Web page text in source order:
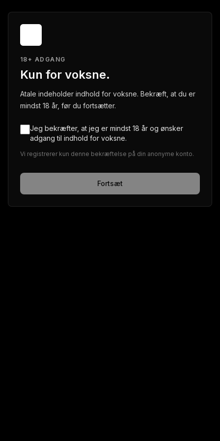
18+ ADGANG
Kun for voksne.
Atale indeholder indhold for voksne. Bekræft, at du er
mindst 18 år, før du fortsætter.
Jeg bekræfter, at jeg er mindst 18 år og ønsker
adgang til indhold for voksne.
Vi registrerer kun denne bekræftelse på din anonyme konto.
Fortsæt